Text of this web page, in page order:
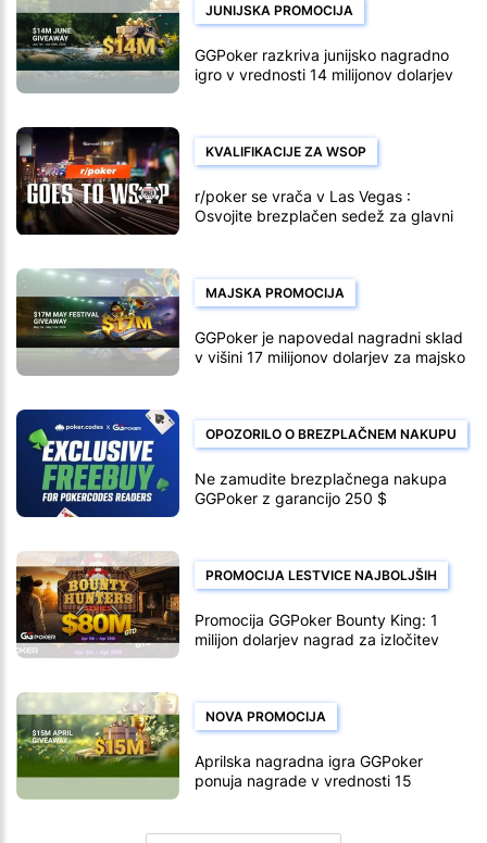
JUNIJSKA PROMOCIJA
GGPoker razkriva junijsko nagradno
igro v vrednosti 14 milijonov dolarjev
KVALIFIKACIJE ZA WSOP
r/poker se vrača v Las Vegas :
Osvojite brezplačen sedež za glavni
MAJSKA PROMOCIJA
GGPoker je napovedal nagradni sklad
v višini 17 milijonov dolarjev za majsko
OPOZORILO O BREZPLAČNEM NAKUPU
Ne zamudite brezplačnega nakupa
GGPoker z garancijo 250 $
PROMOCIJA LESTVICE NAJBOLJŠIH
Promocija GGPoker Bounty King: 1
milijon dolarjev nagrad za izločitev
NOVA PROMOCIJA
Aprilska nagradna igra GGPoker
ponuja nagrade v vrednosti 15